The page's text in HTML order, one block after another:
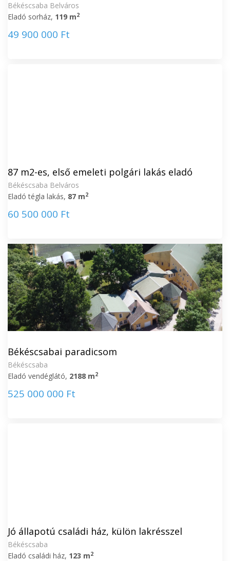
Békéscsaba Belváros
Eladó sorház, 119 m2
49 900 000 Ft
87 m2-es, első emeleti polgári lakás eladó
Békéscsaba Belváros
Eladó tégla lakás, 87 m2
60 500 000 Ft
Békéscsabai paradicsom
Békéscsaba
Eladó vendéglátó, 2188 m2
525 000 000 Ft
Jó állapotú családi ház, külön lakrésszel
Békéscsaba
Eladó családi ház, 123 m2